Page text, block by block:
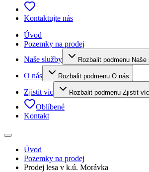
Kontaktujte nás
Úvod
Pozemky na prodej
Naše služby
Rozbalit podmenu Naše
O nás Rozbalit podmenu O nás
Zjistit víc Rozbalit podmenu Zjistit víc
Oblíbené
Kontakt
Úvod
Pozemky na prodej
Prodej lesa v k.ú. Morávka